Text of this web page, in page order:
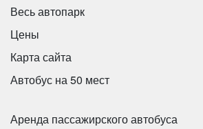
Весь автопарк
Цены
Карта сайта
Автобус на 50 мест
Аренда пассажирского автобуса